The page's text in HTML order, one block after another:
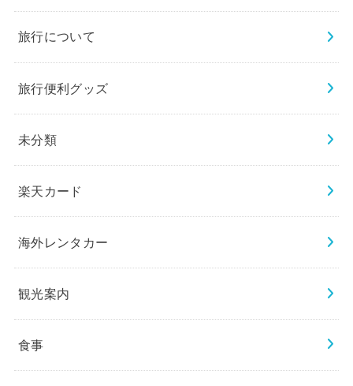
旅行について
旅行便利グッズ
未分類
楽天カード
海外レンタカー
観光案内
食事